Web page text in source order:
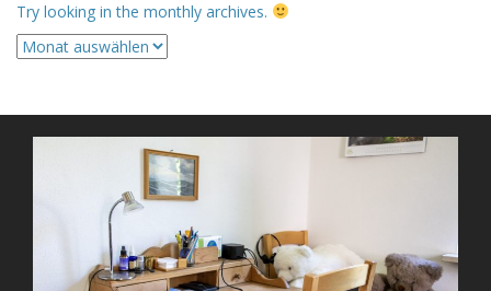
Try looking in the monthly archives.
Archive